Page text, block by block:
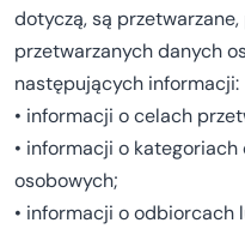
dotyczą, są
przetwarzanych danych
następujących informacji:
• informacji o celach
• informacji o
osobowych;
• informacji o